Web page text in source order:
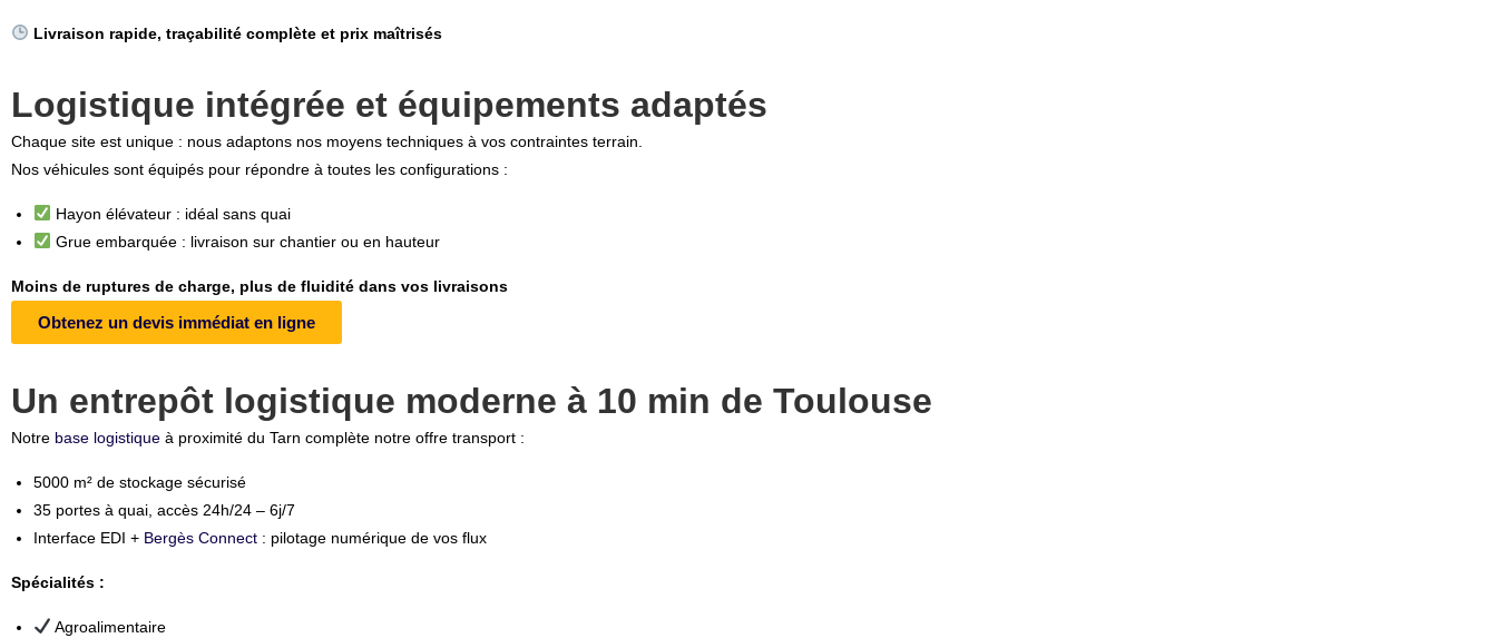
Livraison rapide, traçabilité complète et prix maîtrisés
Logistique intégrée et équipements adaptés
Chaque site est unique : nous adaptons nos moyens techniques à vos contraintes terrain.
Nos véhicules sont équipés pour répondre à toutes les configurations :
Hayon élévateur : idéal sans quai
Grue embarquée : livraison sur chantier ou en hauteur
Moins de ruptures de charge, plus de fluidité dans vos livraisons
Obtenez un devis immédiat en ligne
Un entrepôt logistique moderne à 10 min de Toulouse
Notre base logistique à proximité du Tarn complète notre offre transport :
5000 m² de stockage sécurisé
35 portes à quai, accès 24h/24 – 6j/7
Interface EDI + Bergès Connect : pilotage numérique de vos flux
Spécialités :
Agroalimentaire